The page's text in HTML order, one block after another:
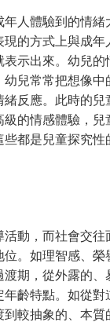
人體驗到的情
的方式上與成
示出來。幼兒
兒常常把想像
反應。此時的
的情感體驗，
都是兒童探究性
動，而社會交
。如理智感、
期，從外露的
齡特點。如從
較抽象的、本